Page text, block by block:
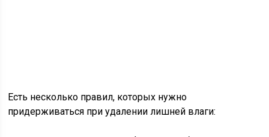
Есть несколько правил, которых нужно
придерживаться при удалении лишней влаги: